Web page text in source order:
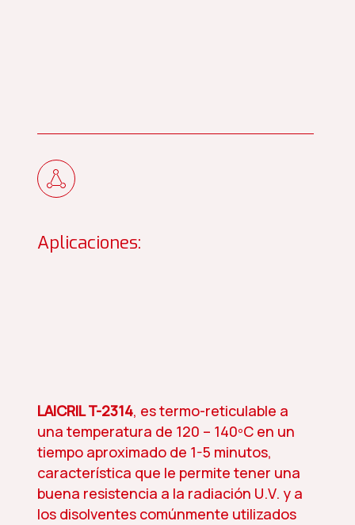
Aplicaciones:
LAICRIL T-2314, es termo-reticulable a
una temperatura de 120 – 140ºC en un
tiempo aproximado de 1-5 minutos,
característica que le permite tener una
buena resistencia a la radiación U.V. y a
los disolventes comúnmente utilizados